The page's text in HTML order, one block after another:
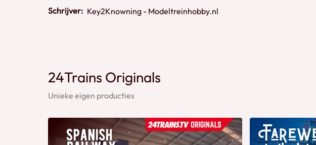
Schrijver: Key2Knowning - Modeltreinhobby.nl
24Trains Originals
Unieke eigen producties